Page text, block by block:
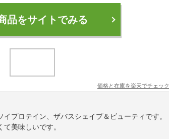
品をサイトでみる
価格と在庫を楽天でチェック
プロテイン、ザバスシェイプ＆ビューティです。
美味しいです。